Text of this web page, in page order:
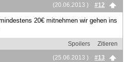
(20.06.2013 )
#12
20€ mitnehmen wir gehen ins
Spoilers
Zitieren
(25.06.2013 )
#13